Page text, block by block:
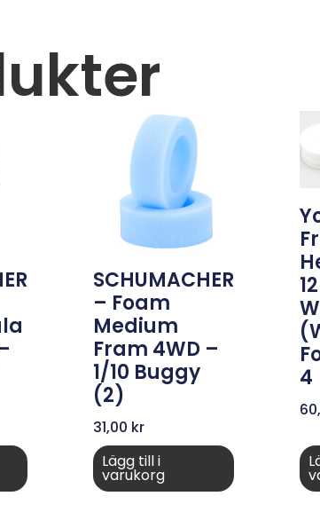
SCHUMACHER
– Foam
Medium
Fram 4WD –
1/10 Buggy
(2)
31,00 kr
Lägg till i
varukorg
4